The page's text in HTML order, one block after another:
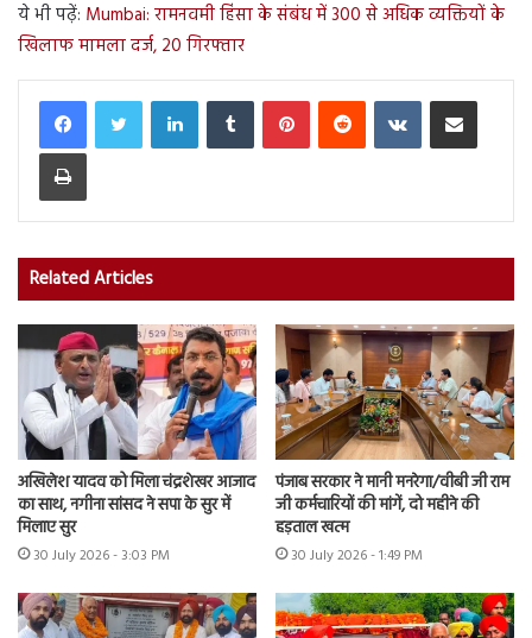
ये भी पढ़ें: Mumbai: रामनवमी हिंसा के संबंध में 300 से अधिक व्यक्तियों के
खिलाफ मामला दर्ज, 20 गिरफ्तार
LinkedInTumblr PinterestReddit VKontakteShare via Email
Print
Related Articles
अखिलेश यादव को मिला चंद्रशेखर आजाद
का साथ, नगीना सांसद ने सपा के सुर में
मिलाए सुर
30 July 2026 - 3:03 PM
पंजाब सरकार ने मानी मनरेगा/वीबी जी राम
जी कर्मचारियों की मांगें, दो महीने की
हड़ताल खत्म
30 July 2026 - 1:49 PM